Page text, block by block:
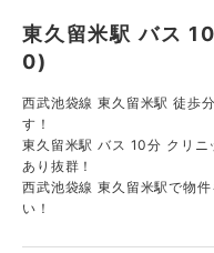
東久留米駅 バス
0)
西武池袋線 東久留米駅 徒歩
す！
東久留米駅 バス 10分 クリニ
あり抜群！
西武池袋線 東久留米駅で物
い！